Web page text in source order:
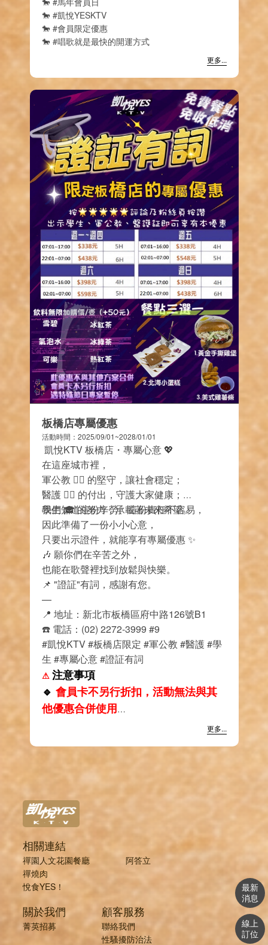
🐎 #凱悅YESKTV
🐎 #會員限定優惠
🐎 #唱歌就是最快的開運方式
更多...
板橋店專屬優惠
活動時間：2025/09/01~2028/01/01
凱悅KTV 板橋店・專屬心意 💖
在這座城市裡，
軍公教 👮‍♂️ 的堅守，讓社會穩定；
醫護 👩‍⚕️ 的付出，守護大家健康；
學生 🎓 的努力，承載著未來希望。
我們知道這份辛勞、這份責任不容易，
因此準備了一份小小心意，
只要出示證件，就能享有專屬優惠 ✨
🎶 願你們在辛苦之外，
也能在歌聲裡找到放鬆與快樂。
📌 "證証"有詞，感謝有您。
—
📍 地址：新北市板橋區府中路126號B1
☎️ 電話：(02) 2272-3999 #9
#凱悅KTV #板橋店限定 #軍公教 #醫護 #學
生 #專屬心意 #證証有詞
⚠ 注意事項
🔹 會員卡不另行折扣 ，活動無法與其
他優惠合併使用
餐點不定期更新，依門市現場為主
更多...
最新
消息
線上
訂位
相關連結
禪園人文花園餐廳
禪燒肉
悅食YES！
阿答立
關於我們
菁英招募
顧客服務
聯絡我們
性騷擾防治法